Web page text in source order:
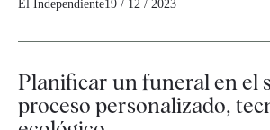
El Independiente19 / 12 / 2023
Planificar un funeral en el
proceso personalizado,